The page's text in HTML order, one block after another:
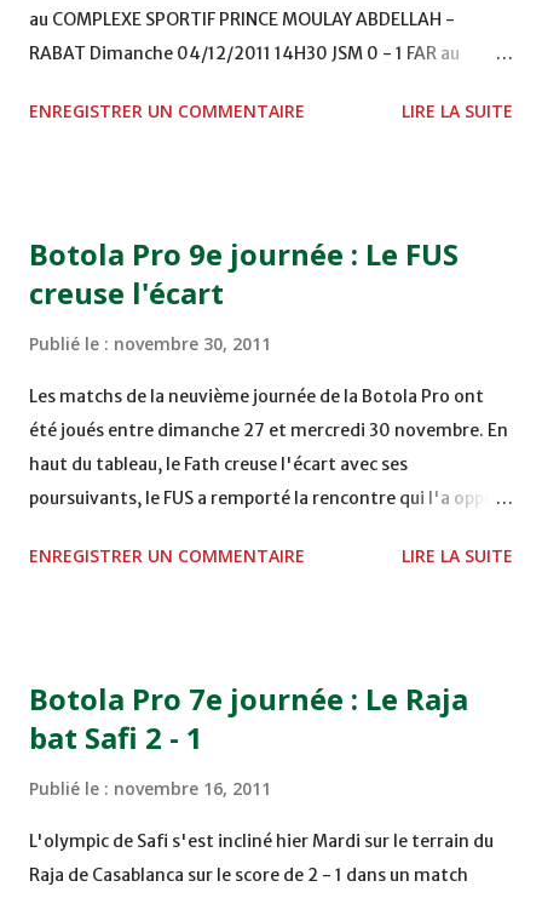
au COMPLEXE SPORTIF PRINCE MOULAY ABDELLAH -
RABAT Dimanche 04/12/2011 14H30 JSM 0 - 1 FAR au
TERRAIN EL ABDI - EL JADIDA 16h30 OCK 0 - 1 HUSA
Mardi 06/12/2011 15H00 WAF - OCS au COMPLEXE SPORTIF
DE FES - FES WAC - MAS Reporté pour cause de finale de la
ENREGISTRER UN COMMENTAIRE LIRE LA SUITE
Botola Pro 9e journée : Le FUS
creuse l'écart
Publié le : novembre 30, 2011
Les matchs de la neuvième journée de la Botola Pro ont
été joués entre dimanche 27 et mercredi 30 novembre. En
haut du tableau, le Fath creuse l'écart avec ses
poursuivants, le FUS a remporté la rencontre qui l'a opposé
2, Badr Kachani a ouvert la marque à la 38e pour les
joueurs soussis, et ont réussi à mener au score à la dernière
minute du temps réglementaire grâce à un but de Mourad
chuté à domicile face à l'OCK sur le score de 0 - 2. La
bonne affaire de la semaine a été réalisée par le Moghreb
de Tetouan qui s'est hissé à la deuxième place après avoir
ENREGISTRER UN COMMENTAIRE LIRE LA SUITE
Botola Pro 7e journée : Le Raja
bat Safi 2 - 1
Publié le : novembre 16, 2011
L'olympic de Safi s'est incliné hier Mardi sur le terrain du
Raja de Casablanca sur le score de 2 - 1 dans un match